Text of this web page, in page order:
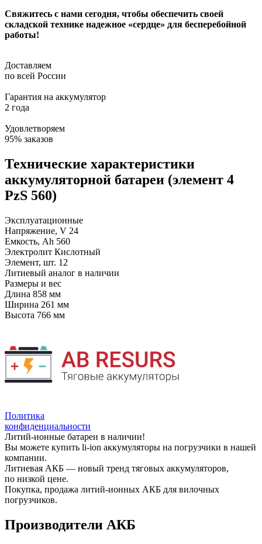
Свяжитесь с нами сегодня, чтобы обеспечить своей
складской технике надежное «сердце» для бесперебойной
работы!
Доставляем
по всей России
Гарантия на аккумулятор
2 года
Удовлетворяем
95% заказов
Технические характеристики
аккумуляторной батареи (элемент 4
PzS 560)
Эксплуатационные
Напряжение, V 24
Емкость, Ah 560
Электролит Кислотный
Элемент, шт. 12
Литиевый аналог в наличии
Размеры и вес
Длина 858 мм
Ширина 261 мм
Высота 766 мм
Политика
конфиденциальности
Литий-ионные батареи в наличии!
Вы можете купить li-ion аккумуляторы на погрузчики в нашей
компании.
Литиевая АКБ — новый тренд тяговых аккумуляторов,
по низкой цене.
Покупка, продажа литий-ионных АКБ для вилочных
погрузчиков.
Производители АКБ